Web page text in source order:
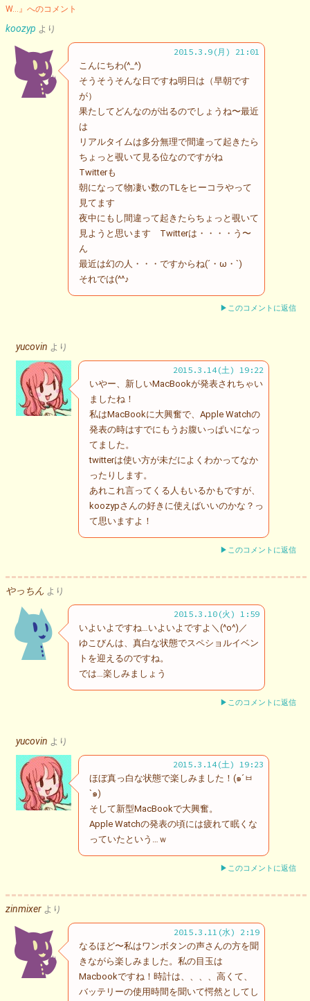
W…』へのコメント
koozyp より
2015.3.9(月) 21:01
こんにちわ(^_^)
そうそうそんな日ですね明日は（早朝です
が）
果たしてどんなのが出るのでしょうね〜最近
は
リアルタイムは多分無理で間違って起きたら
ちょっと覗いて見る位なのですがね
Twitterも
朝になって物凄い数のTLをヒーコラやって
見てます
夜中にもし間違って起きたらちょっと覗いて
見ようと思います Twitterは・・・・う〜
ん
最近は幻の人・・・ですからね(´・ω・`)
それでは(^^♪
▶このコメントに返信
yucovin より
2015.3.14(土) 19:22
いやー、新しいMacBookが発表されちゃい
ましたね！
私はMacBookに大興奮で、Apple Watchの
発表の時はすでにもうお腹いっぱいになっ
てました。
twitterは使い方が未だによくわかってなか
ったりします。
あれこれ言ってくる人もいるかもですが、
koozypさんの好きに使えばいいのかな？っ
て思いますよ！
▶このコメントに返信
やっちん より
2015.3.10(火) 1:59
いよいよですね…いよいよですよ＼(^o^)／
ゆこびんは、真白な状態でスペショルイベン
トを迎えるのですね。
では…楽しみましょう
▶このコメントに返信
yucovin より
2015.3.14(土) 19:23
ほぼ真っ白な状態で楽しみました！(๑´ㅂ
`๑)
そして新型MacBookで大興奮。
Apple Watchの発表の頃には疲れて眠くな
っていたという…ｗ
▶このコメントに返信
zinmixer より
2015.3.11(水) 2:19
なるほど〜私はワンボタンの声さんの方を聞
きながら楽しみました。私の目玉は
Macbookですね！時計は、、、、高くて、
バッテリーの使用時間を聞いて愕然としてし